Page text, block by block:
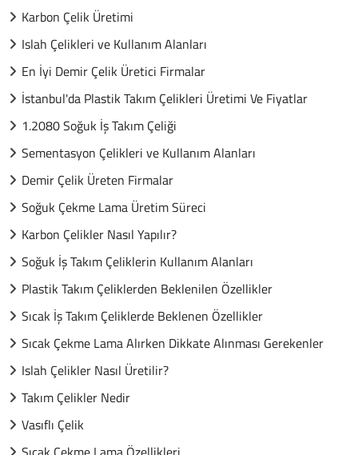
Karbon Çelik Üretimi
Islah Çelikleri ve Kullanım Alanları
En İyi Demir Çelik Üretici Firmalar
İstanbul'da Plastik Takım Çelikleri Üretimi Ve Fiyatlar
1.2080 Soğuk İş Takım Çeliği
Sementasyon Çelikleri ve Kullanım Alanları
Demir Çelik Üreten Firmalar
Soğuk Çekme Lama Üretim Süreci
Karbon Çelikler Nasıl Yapılır?
Soğuk İş Takım Çeliklerin Kullanım Alanları
Plastik Takım Çeliklerden Beklenilen Özellikler
Sıcak İş Takım Çeliklerde Beklenen Özellikler
Sıcak Çekme Lama Alırken Dikkate Alınması Gerekenler
Islah Çelikler Nasıl Üretilir?
Takım Çelikler Nedir
Vasıflı Çelik